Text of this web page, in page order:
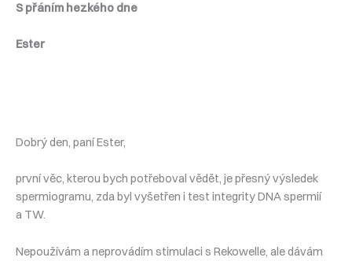
S přáním hezkého dne
Ester
Dobrý den, paní Ester,
první věc, kterou bych potřeboval vědět, je přesný výsledek
spermiogramu, zda byl vyšetřen i test integrity DNA spermií
a TW.
Nepoužívám a neprovádím stimulaci s Rekowelle, ale dávám